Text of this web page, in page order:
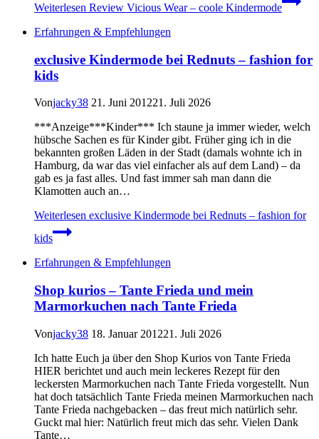
Weiterlesen Review Vicious Wear – coole Kindermode
Erfahrungen & Empfehlungen
exclusive Kindermode bei Rednuts – fashion for
kids
Vonjacky38 21. Juni 201221. Juli 2026
***Anzeige***Kinder*** Ich staune ja immer wieder, welch
hübsche Sachen es für Kinder gibt. Früher ging ich in die
bekannten großen Läden in der Stadt (damals wohnte ich in
Hamburg, da war das viel einfacher als auf dem Land) – da
gab es ja fast alles. Und fast immer sah man dann die
Klamotten auch an…
Weiterlesen exclusive Kindermode bei Rednuts – fashion for
kids
Erfahrungen & Empfehlungen
Shop kurios – Tante Frieda und mein
Marmorkuchen nach Tante Frieda
Vonjacky38 18. Januar 201221. Juli 2026
Ich hatte Euch ja über den Shop Kurios von Tante Frieda
HIER berichtet und auch mein leckeres Rezept für den
leckersten Marmorkuchen nach Tante Frieda vorgestellt. Nun
hat doch tatsächlich Tante Frieda meinen Marmorkuchen nach
Tante Frieda nachgebacken – das freut mich natürlich sehr.
Guckt mal hier: Natürlich freut mich das sehr. Vielen Dank
Tante…